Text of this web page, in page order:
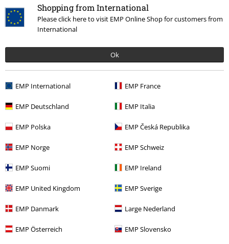
Shopping from International
Please click here to visit EMP Online Shop for customers from
International
Ok
EMP International EMP France
EMP Deutschland EMP Italia
EMP Polska EMP Česká Republika
EMP Norge EMP Schweiz
EMP Suomi EMP Ireland
EMP United Kingdom EMP Sverige
EMP Danmark Large Nederland
EMP Österreich EMP Slovensko
Gepost op: vrijdag, 12 december 2025
Lengte in meter (bijv. 1,78): 1.96
Bestelde maat: XXL
Slechte sweater
Bijzonder slechte kwaliteit.
Na een paar dagen dragen, zonder merkbaar ergens achter te zijn
blijven haken, toch al meerdere losse draden op de trui.
Weggegooid geld
Kwaliteit
Breedte
Te nauw
Perfect
Te kort
Perfect